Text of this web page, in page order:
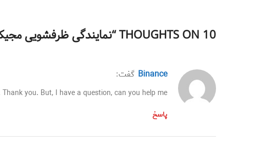
10 THOUGHTS ON “ نمایندگی ظرفشویی
binance گفت:
you. But, I have a question, can you help me?
پاسخ